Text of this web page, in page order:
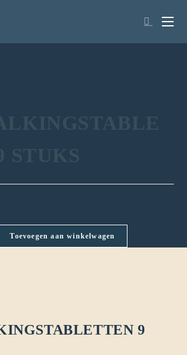
Toevoegen aan winkelwagen
9